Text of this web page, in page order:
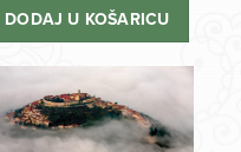
DODAJ U KOŠARICU